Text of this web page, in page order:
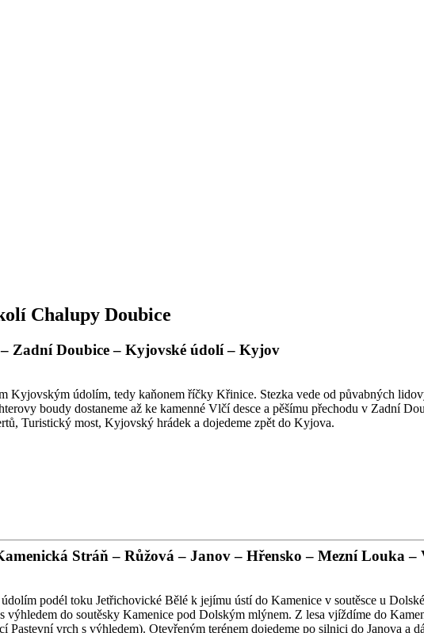
Chalupy Doubice
Zadní Doubice – Kyjovské údolí – Kyjov
Kyjovským údolím, tedy kaňonem říčky Křinice. Stezka vede od půvabných
boudy dostaneme až ke kamenné Vlčí desce a pěšímu přechodu v Zadní
Turistický most, Kyjovský hrádek a dojedeme zpět do Kyjova.
Stráň – Růžová – Janov – Hřensko – Mezní Louka –
podél toku Jetřichovické Bělé k jejímu ústí do Kamenice v soutěsce u
výhledem do soutěsky Kamenice pod Dolským mlýnem. Z lesa vjíždíme do
Pastevní vrch s výhledem). Otevřeným terénem dojedeme po silnici do Janova a